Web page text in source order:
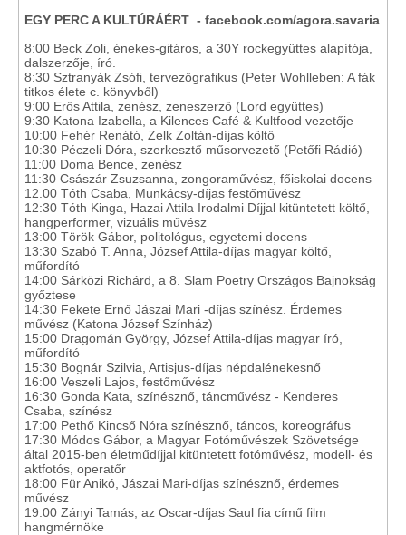
EGY PERC A KULTÚRÁÉRT - facebook.com/agora.savaria
8:00 Beck Zoli, énekes-gitáros, a 30Y rockegyüttes alapítója,
dalszerzője, író.
8:30 Sztranyák Zsófi, tervezőgrafikus (Peter Wohlleben: A fák
titkos élete c. könyvből)
9:00 Erős Attila, zenész, zeneszerző (Lord együttes)
9:30 Katona Izabella, a Kilences Café & Kultfood vezetője
10:00 Fehér Renátó, Zelk Zoltán-díjas költő
10:30 Péczeli Dóra, szerkesztő műsorvezető (Petőfi Rádió)
11:00 Doma Bence, zenész
11:30 Császár Zsuzsanna, zongoraművész, főiskolai docens
12.00 Tóth Csaba, Munkácsy-díjas festőművész
12:30 Tóth Kinga, Hazai Attila Irodalmi Díjjal kitüntetett költő,
hangperformer, vizuális művész
13:00 Török Gábor, politológus, egyetemi docens
13:30 Szabó T. Anna, József Attila-díjas magyar költő,
műfordító
14:00 Sárközi Richárd, a 8. Slam Poetry Országos Bajnokság
győztese
14:30 Fekete Ernő Jászai Mari -díjas színész. Érdemes
művész (Katona József Színház)
15:00 Dragomán György, József Attila-díjas magyar író,
műfordító
15:30 Bognár Szilvia, Artisjus-díjas népdalénekesnő
16:00 Veszeli Lajos, festőművész
16:30 Gonda Kata, színésznő, táncművész - Kenderes
Csaba, színész
17:00 Pethő Kincső Nóra színésznő, táncos, koreográfus
17:30 Módos Gábor, a Magyar Fotóművészek Szövetsége
által 2015-ben életműdíjjal kitüntetett fotóművész, modell- és
aktfotós, operatőr
18:00 Für Anikó, Jászai Mari-díjas színésznő, érdemes
művész
19:00 Zányi Tamás, az Oscar-díjas Saul fia című film
hangmérnöke